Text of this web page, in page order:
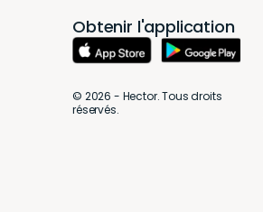
Obtenir l'application
© 2026 - Hector. Tous droits
réservés.